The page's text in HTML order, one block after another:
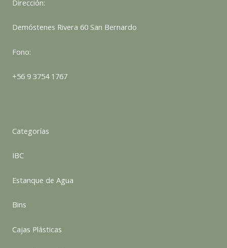
Dirección:
Demóstenes Rivera 60 San Bernardo
Fono:
+56 9 3754 1767
Categorías
IBC
Estanque de Agua
Bins
Cajas Plásticas